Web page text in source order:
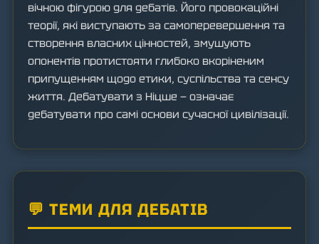
вічною фігурою для дебатів. Його провокаційні
теорії, які виступають за самоперевершення та
створення власних цінностей, змушують
опонентів протистояти глибоко вкоріненим
припущенням щодо етики, суспільства та сенсу
життя. Дебатувати з Ніцше — означає
дебатувати про самі основи сучасної цивілізації.
💬 ТЕМИ ДЛЯ ДЕБАТІВ